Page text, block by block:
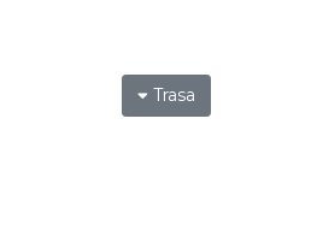
Trasa